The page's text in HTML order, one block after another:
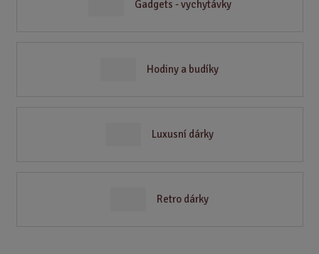
Gadgets - vychytávky
Hodiny a budíky
Luxusní dárky
Retro dárky